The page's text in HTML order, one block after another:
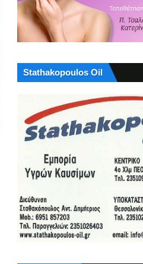
Stathakopoulos Oil